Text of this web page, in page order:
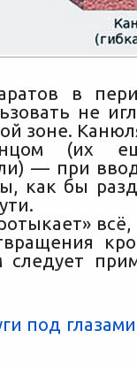
в
не
зоне.
(их
— при
как бы
всё,
следует
под глазами